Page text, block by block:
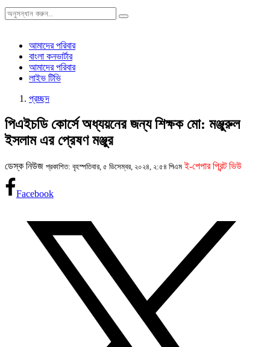
আমাদের পরিবার
বাংলা কনভার্টার
আমাদের পরিবার
লাইভ টিভি
প্রচ্ছদ
পিএইচডি কোর্সে অধ্যয়নের জন্য শিক্ষক মো: মঞ্জুরুল
ইসলাম এর প্রেষণ মঞ্জুর
ডেস্ক নিউজ প্রকাশিত: বৃহস্পতিবার, ৫ ডিসেম্বর, ২০২৪, ২:৫৪ পিএম ই-পেপার প্রিন্ট ভিউ
Facebook